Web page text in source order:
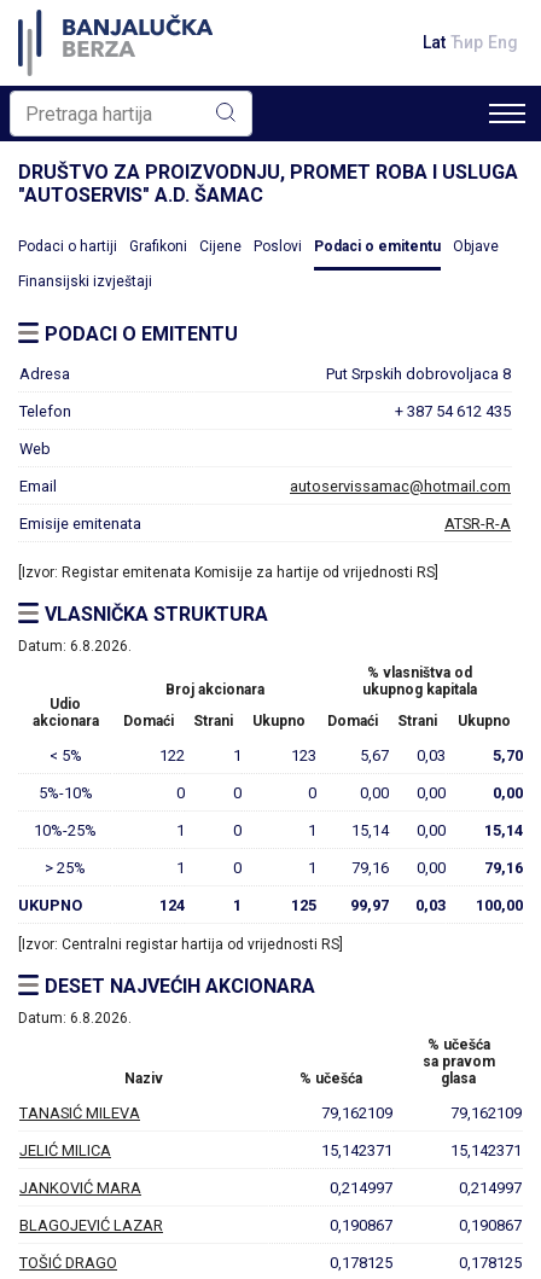
Lat Ћир Eng
DRUŠTVO ZA PROIZVODNJU, PROMET ROBA I USLUGA
"AUTOSERVIS" A.D. ŠAMAC
Podaci o hartiji Grafikoni Cijene Poslovi Podaci o emitentu Objave
Finansijski izvještaji
PODACI O EMITENTU
Adresa Put Srpskih dobrovoljaca 8
Telefon + 387 54 612 435
Web
Email autoservissamac@hotmail.com
Emisije emitenata ATSR-R-A
[Izvor: Registar emitenata Komisije za hartije od vrijednosti RS]
VLASNIČKA STRUKTURA
Datum: 6.8.2026.
Udio
akcionara
Broj akcionara
% vlasništva od
ukupnog kapitala
Domaći
Strani Ukupno Domaći Strani Ukupno
< 5% 122 1 123 5,67 0,03 5,70
5%-10% 0 0 0 0,00 0,00 0,00
10%-25% 1 0 1 15,14 0,00 15,14
> 25% 1 0 1 79,16 0,00 79,16
UKUPNO 124 1 125 99,97 0,03 100,00
[Izvor: Centralni registar hartija od vrijednosti RS]
DESET NAJVEĆIH AKCIONARA
Datum: 6.8.2026.
Naziv % učešća
% učešća
sa pravom
glasa
TANASIĆ MILEVA 79,162109 79,162109
JELIĆ MILICA 15,142371 15,142371
JANKOVIĆ MARA 0,214997 0,214997
BLAGOJEVIĆ LAZAR 0,190867 0,190867
TOŠIĆ DRAGO 0,178125 0,178125